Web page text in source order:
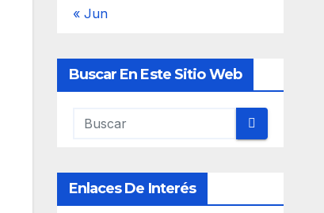
« Jun
Buscar En Este Sitio Web
Enlaces De Interés